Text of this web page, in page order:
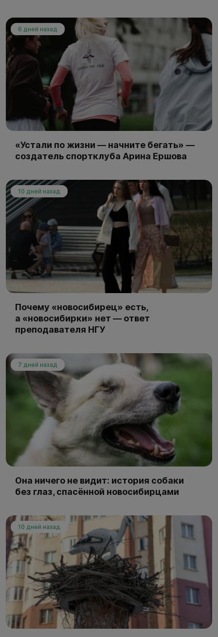
6 дней назад
«Устали по жизни — начните бегать» —
создатель спортклуба Арина Ершова
10 дней назад
Почему «новосибирец» есть,
а «новосибирки» нет — ответ
преподавателя НГУ
7 дней назад
Она ничего не видит: история собаки
без глаз, спасённой новосибирцами
10 дней назад